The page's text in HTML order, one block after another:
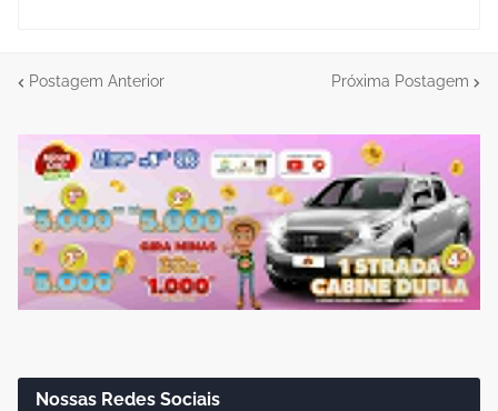
Postagem Anterior Próxima Postagem
Nossas Redes Sociais